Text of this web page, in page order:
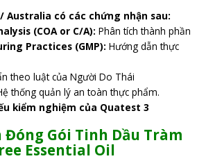
Australia có các chứng nhận sau:
(COA or C/A): Phân tích thành phần
Practices (GMP): Hướng dẫn thực
theo luật của Người Do Thái
thống quản lý an toàn thực phẩm.
kiểm nghiệm của Quatest 3
Đóng Gói Tinh Dầu Tràm
Essential Oil